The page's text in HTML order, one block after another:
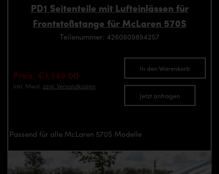
PD1 Seitenteile mit Lufteinlässen für
Frontstoßstange für McLaren 570S
Teilenummer: 4260609894257
Preis: €1,349.00
inkl. Mwst. zzgl. Versandkosten
In den Warenkorb
Jetzt anfragen
Passend für alle McLaren 570S Modelle